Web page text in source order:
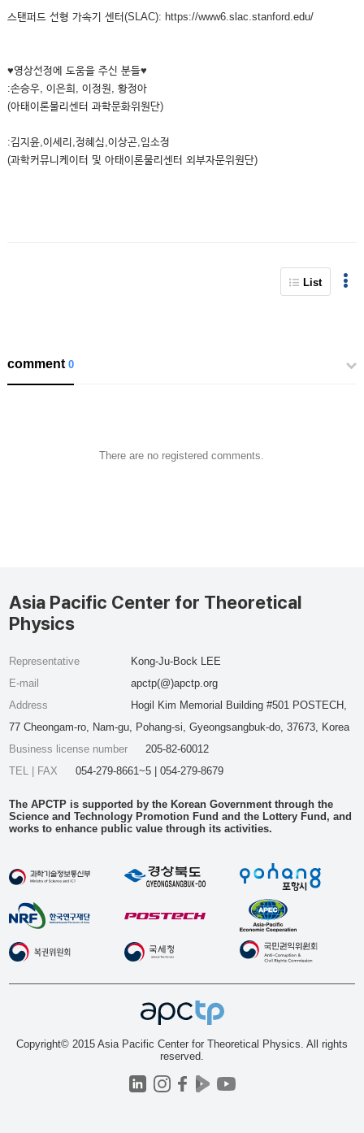
스탠퍼드 선형 가속기 센터(SLAC): https://www6.slac.stanford.edu/
♥영상선정에 도움을 주신 분들♥
:손승우, 이은희, 이정원, 황정아
(아태이론물리센터 과학문화위원단)
:김지윤,이세리,정혜심,이상곤,임소정
(과학커뮤니케이터 및 아태이론물리센터 외부자문위원단)
List
comment0
There are no registered comments.
Asia Pacific Center for Theoretical
Physics
Representative
Kong-Ju-Bock LEE
E-mail
apctp(@)apctp.org
Address
Hogil Kim Memorial Building #501 POSTECH,
77 Cheongam-ro, Nam-gu, Pohang-si, Gyeongsangbuk-do, 37673, Korea
Business license number
205-82-60012
TEL | FAX
054-279-8661~5 | 054-279-8679
The APCTP is supported by the Korean Government through the
Science and Technology Promotion Fund and the Lottery Fund, and
works to enhance public value through its activities.
Copyright© 2015 Asia Pacific Center for Theoretical Physics. All rights
reserved.